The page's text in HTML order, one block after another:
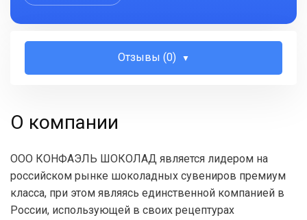
Отзывы (0)
О компании
ООО КОНФАЭЛЬ ШОКОЛАД является лидером на
российском рынке шоколадных сувениров премиум
класса, при этом являясь единственной компанией в
России, использующей в своих рецептурах